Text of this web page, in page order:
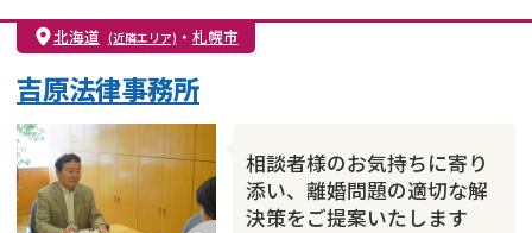
親権・面会交流権 DV
モラハラ
不貞・不倫慰謝料請求
国際離婚
財産分与
北海道 (近隣エリア) ・ 札幌市
相談者様のお気持ちに寄り
添い、離婚問題の適切な解
決策をご提案いたします
吉原法律事務所